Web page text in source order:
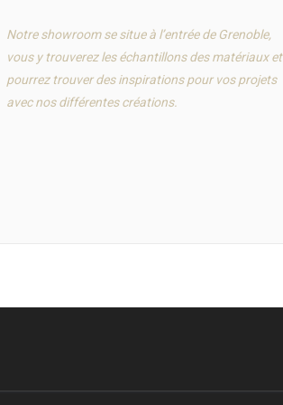
Notre showroom se situe à l’entrée de Grenoble,
vous y trouverez les échantillons des matériaux et
pourrez trouver des inspirations pour vos projets
avec nos différentes créations.